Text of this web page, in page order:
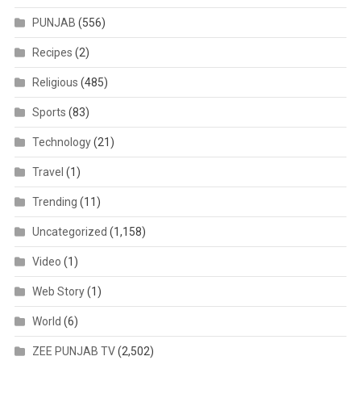
PUNJAB (556)
Recipes (2)
Religious (485)
Sports (83)
Technology(21)
Travel (1)
Trending (11)
Uncategorized (1,158)
Video (1)
Web Story(1)
World (6)
ZEE PUNJAB TV(2,502)